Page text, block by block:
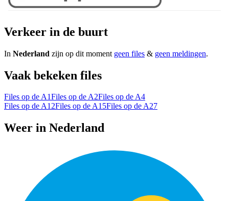
Verkeer in de buurt
In Nederland zijn op dit moment geen files & geen meldingen.
Vaak bekeken files
Files op de A1Files op de A2Files op de A4
Files op de A12Files op de A15Files op de A27
Weer in Nederland